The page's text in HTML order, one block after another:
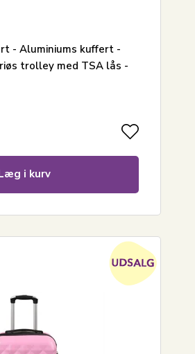
- Aluminiums kuffert -
trolley med TSA lås -
i kurv